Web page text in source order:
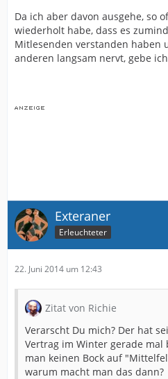
Da ich aber davon ausgehe, so
wiederholt habe, dass es
Mitlesenden verstanden haben
anderen langsam nervt, gebe
Exteraner
Erleuchteter
22. Juni 2014 um 12:43
Zitat von Richie
Verarscht Du mich? Der hat
Vertrag im Winter gerade mal
man keinen Bock auf
warum macht man das dann?